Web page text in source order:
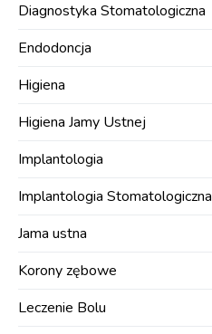
Diagnostyka Stomatologiczna
Endodoncja
Higiena
Higiena Jamy Ustnej
Implantologia
Implantologia Stomatologiczna
Jama ustna
Korony zębowe
Leczenie Bolu